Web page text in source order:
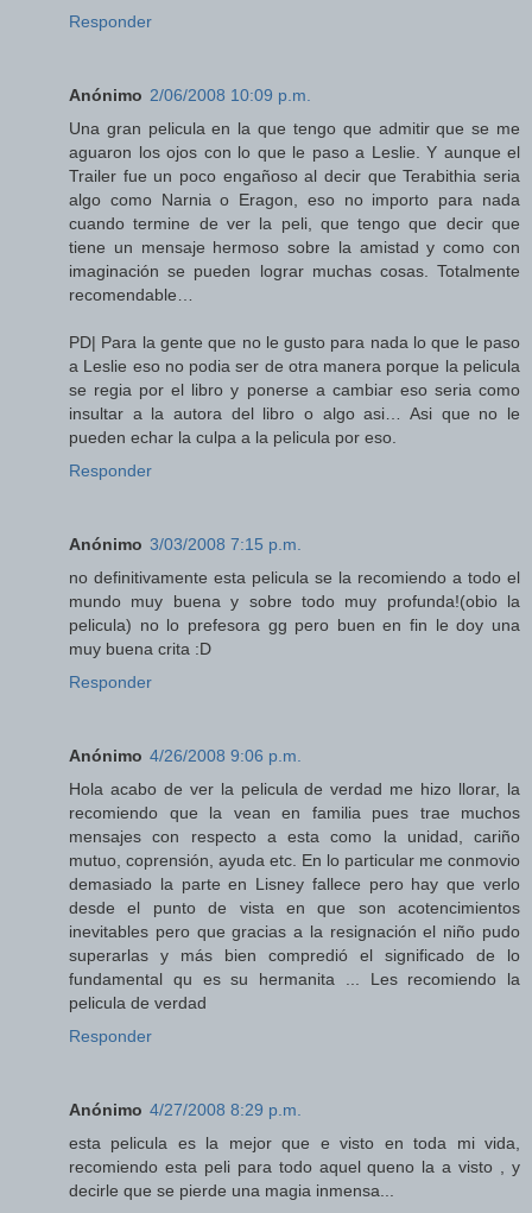
Responder
Anónimo 2/06/2008 10:09 p.m.
Una gran pelicula en la que tengo que admitir que se me
aguaron los ojos con lo que le paso a Leslie. Y aunque el
Trailer fue un poco engañoso al decir que Terabithia seria
algo como Narnia o Eragon, eso no importo para nada
cuando termine de ver la peli, que tengo que decir que
tiene un mensaje hermoso sobre la amistad y como con
imaginación se pueden lograr muchas cosas. Totalmente
recomendable…
PD| Para la gente que no le gusto para nada lo que le paso
a Leslie eso no podia ser de otra manera porque la pelicula
se regia por el libro y ponerse a cambiar eso seria como
insultar a la autora del libro o algo asi… Asi que no le
pueden echar la culpa a la pelicula por eso.
Responder
Anónimo 3/03/2008 7:15 p.m.
no definitivamente esta pelicula se la recomiendo a todo el
mundo muy buena y sobre todo muy profunda!(obio la
pelicula) no lo prefesora gg pero buen en fin le doy una
muy buena crita :D
Responder
Anónimo 4/26/2008 9:06 p.m.
Hola acabo de ver la pelicula de verdad me hizo llorar, la
recomiendo que la vean en familia pues trae muchos
mensajes con respecto a esta como la unidad, cariño
mutuo, coprensión, ayuda etc. En lo particular me conmovio
demasiado la parte en Lisney fallece pero hay que verlo
desde el punto de vista en que son acotencimientos
inevitables pero que gracias a la resignación el niño pudo
superarlas y más bien compredió el significado de lo
fundamental qu es su hermanita ... Les recomiendo la
pelicula de verdad
Responder
Anónimo 4/27/2008 8:29 p.m.
esta pelicula es la mejor que e visto en toda mi vida,
recomiendo esta peli para todo aquel queno la a visto , y
decirle que se pierde una magia inmensa...